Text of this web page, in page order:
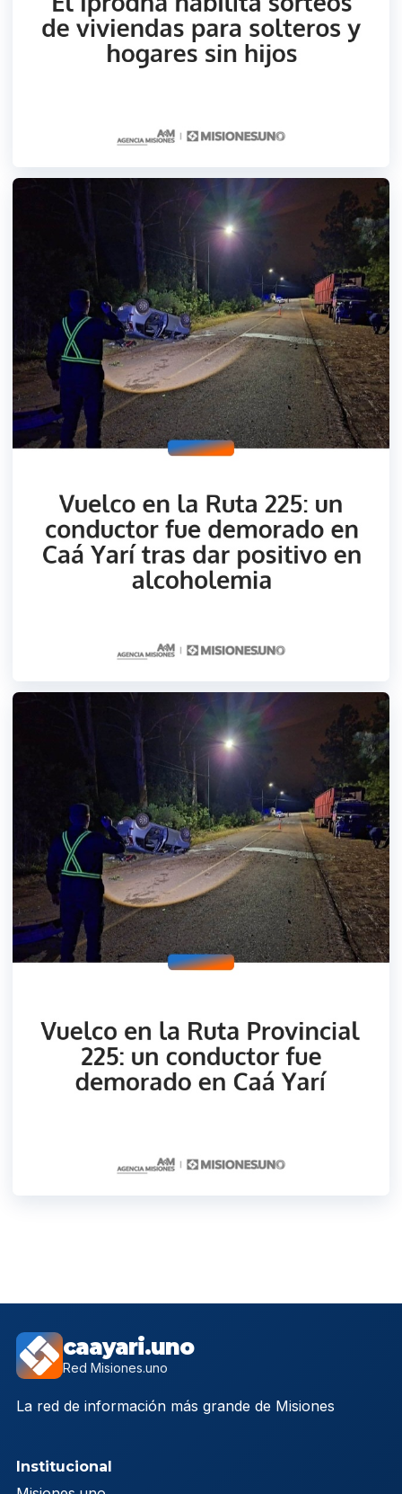
caayari.uno
Red Misiones.uno
La red de información más grande de Misiones
Institucional